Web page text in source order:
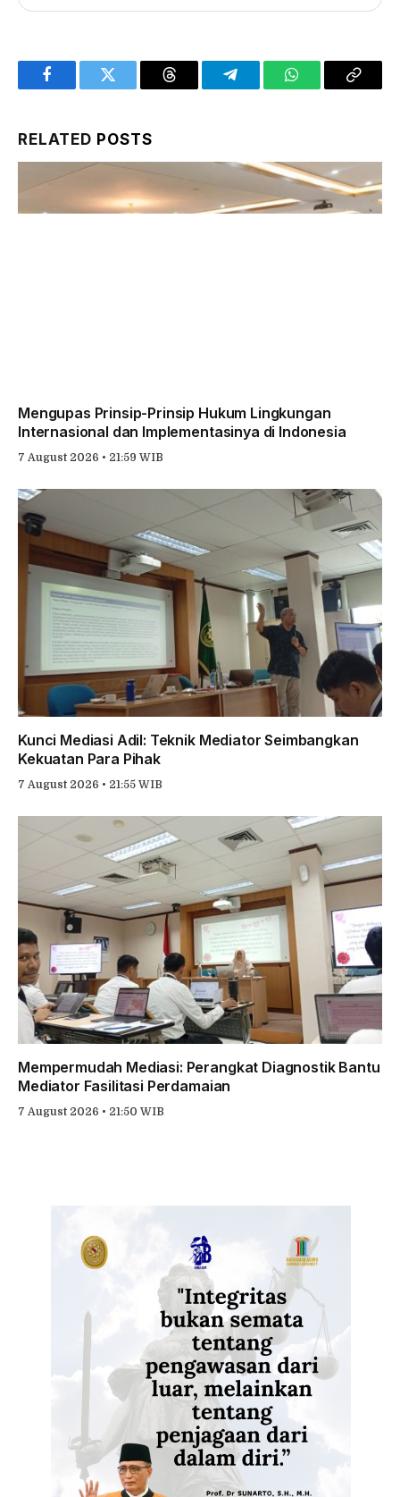
FacebookTwitter Threads TelegramWhatsAppCopy
RELATED POSTS
Mengupas Prinsip-Prinsip Hukum Lingkungan
Internasional dan Implementasinya di Indonesia
7 August 2026 • 21:59 WIB
Kunci Mediasi Adil: Teknik Mediator Seimbangkan
Kekuatan Para Pihak
7 August 2026 • 21:55 WIB
Mempermudah Mediasi: Perangkat Diagnostik Bantu
Mediator Fasilitasi Perdamaian
7 August 2026 • 21:50 WIB